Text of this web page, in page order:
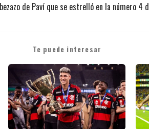
de Paví que se estrelló en la número 4
Te puede interesar